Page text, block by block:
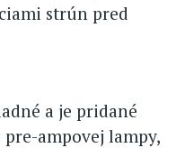
strún pred
a je pridané
ampovej lampy,